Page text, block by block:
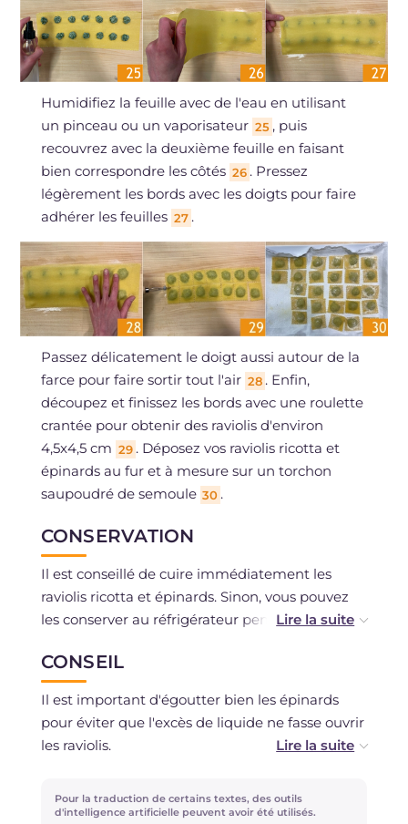
Humidifiez la feuille avec de l'eau en utilisant
un pinceau ou un vaporisateur 25 , puis
recouvrez avec la deuxième feuille en faisant
bien correspondre les côtés 26 . Pressez
légèrement les bords avec les doigts pour faire
adhérer les feuilles 27 .
Passez délicatement le doigt aussi autour de la
farce pour faire sortir tout l'air 28 . Enfin,
découpez et finissez les bords avec une roulette
crantée pour obtenir des raviolis d'environ
4,5x4,5 cm 29 . Déposez vos raviolis ricotta et
épinards au fur et à mesure sur un torchon
saupoudré de semoule 30 .
CONSERVATION
Il est conseillé de cuire immédiatement les
raviolis ricotta et épinards. Sinon, vous pouvez
les conserver au réfrigérateur pendant
torchon saupoudré de semoule et recouverts de
film plastique.
Vous pouvez congeler les raviolis crus en les
espaçant d'abord sur un plateau et en les
CONSEIL
Il est important d'égoutter bien les épinards
pour éviter que l'excès de liquide ne fasse ouvrir
les raviolis.
Pour réduire les chutes au minimum, vous
pouvez les re-pétrir et les étaler à nouveau;
Pour la traduction de certains textes, des outils
d'intelligence artificielle peuvent avoir été utilisés.